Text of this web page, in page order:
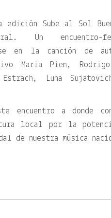
Sube al Sol
Un encuentro-
en la canción de
Maria Pien, Rodrigo
Estrach, Luna
encuentro a donde
local por la
de nuestra música